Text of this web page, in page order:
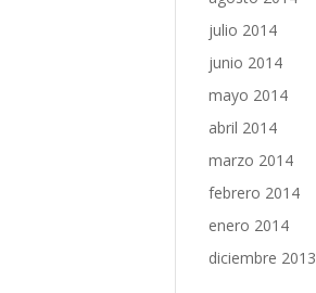
julio 2014
junio 2014
mayo 2014
abril 2014
marzo 2014
febrero 2014
enero 2014
diciembre 2013